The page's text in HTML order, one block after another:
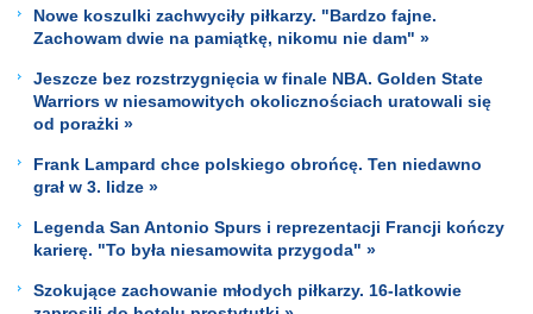
Nowe koszulki zachwyciły piłkarzy. "Bardzo fajne.
Zachowam dwie na pamiątkę, nikomu nie dam" »
Jeszcze bez rozstrzygnięcia w finale NBA. Golden State
Warriors w niesamowitych okolicznościach uratowali się
od porażki »
Frank Lampard chce polskiego obrońcę. Ten niedawno
grał w 3. lidze »
Legenda San Antonio Spurs i reprezentacji Francji kończy
karierę. "To była niesamowita przygoda" »
Szokujące zachowanie młodych piłkarzy. 16-latkowie